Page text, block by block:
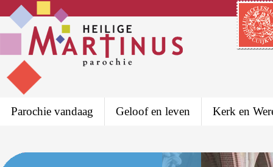
Parochie vandaag Geloof en leven Kerk en